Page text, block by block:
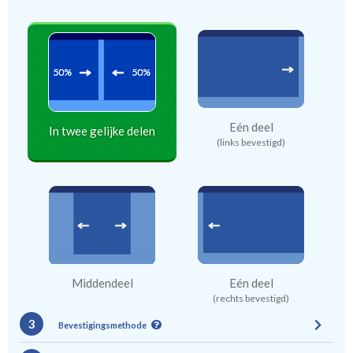
In twee gelijke delen Eén deel
(links bevestigd)
Middendeel Eén deel
(rechts bevestigd)
3 Bevestigingsmethode